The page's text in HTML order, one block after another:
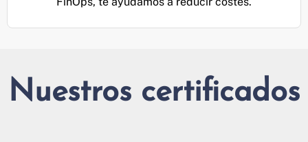
Nuestros certificados